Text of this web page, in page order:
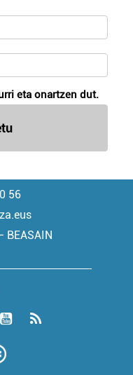
eta onartzen dut.
56
BEASAIN